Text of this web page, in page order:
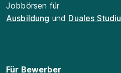
Jobbörsen für
Ausbildung und Duales
Für Bewerber